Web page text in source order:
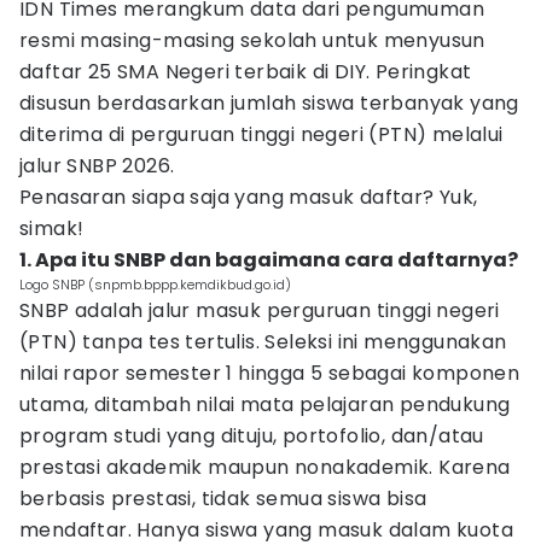
IDN Times merangkum data dari pengumuman
resmi masing-masing sekolah untuk menyusun
daftar 25 SMA Negeri terbaik di DIY. Peringkat
disusun berdasarkan jumlah siswa terbanyak yang
diterima di perguruan tinggi negeri (PTN) melalui
jalur SNBP 2026.
Penasaran siapa saja yang masuk daftar? Yuk,
simak!
1. Apa itu SNBP dan bagaimana cara daftarnya?
Logo SNBP (snpmb.bppp.kemdikbud.go.id)
SNBP adalah jalur masuk perguruan tinggi negeri
(PTN) tanpa tes tertulis. Seleksi ini menggunakan
nilai rapor semester 1 hingga 5 sebagai komponen
utama, ditambah nilai mata pelajaran pendukung
program studi yang dituju, portofolio, dan/atau
prestasi akademik maupun nonakademik. Karena
berbasis prestasi, tidak semua siswa bisa
mendaftar. Hanya siswa yang masuk dalam kuota